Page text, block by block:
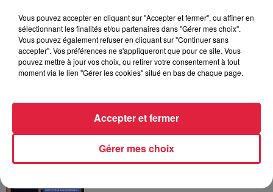
Thierry du Domaine Wunsch et
Mann à Wettolsheim !
Thierry du Domaine Wunsch et Mann à
Fanny nous présente le festival Festimania !
Vous pouvez accepter en cliquant sur "Accepter et fermer", ou affiner en
sélectionnant les finalités et/ou partenaires dans "Gérer mes choix".
Vous pouvez également refuser en cliquant sur "Continuer sans
accepter". Vos préférences ne s'appliqueront que pour ce site. Vous
pouvez mettre à jour vos choix, ou retirer votre consentement à tout
moment via le lien "Gérer les cookies" situé en bas de chaque page.
Gérer mes choix
Accepter et fermer